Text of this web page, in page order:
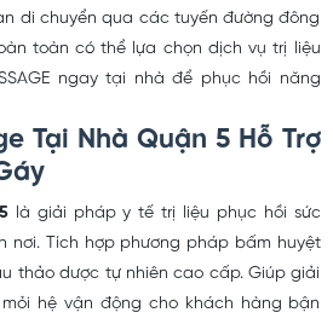
di chuyển qua các tuyến đường đông
toàn có thể lựa chọn dịch vụ trị liệu
ngay tại nhà để phục hồi năng
Tại Nhà Quận 5 Hỗ Trợ
là giải pháp y tế trị liệu phục hồi sức
nơi. Tích hợp phương pháp bấm huyệt
thảo dược tự nhiên cao cấp. Giúp giải
hệ vận động cho khách hàng bận